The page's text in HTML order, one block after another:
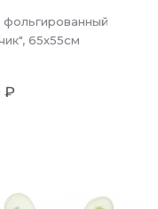
65х55см
₽